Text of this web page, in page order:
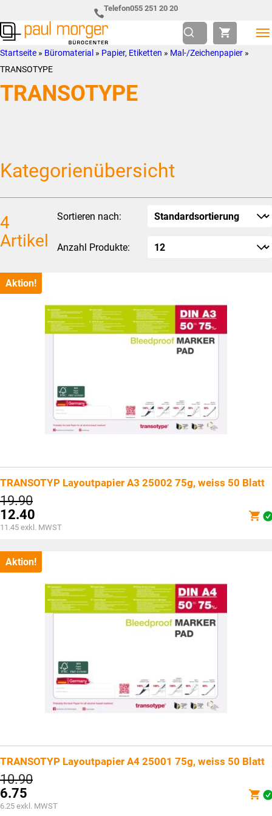
Hauptnavigation
springen
to
main
content
Telefon055 251 20 20
Paul
Morger
AG
Bürocenter
so
individuell
wie
Sie
Startseite » Büromaterial » Papier, Etiketten » Mal-/Zeichenpapier »
TRANSOTYPE
TRANSOTYPE
Kategorienübersicht
4
Artikel
Sortieren nach:
Anzahl Produkte:
Aktion!
TRANSOTYP Layoutpapier A3 25002 75g, weiss 50 Blatt
19.90Ursprünglicher
Preis
war:
CHF19.90
12.40
Aktueller
ist:
CHF12.40.
11.45 exkl. MWST
Aktion!
TRANSOTYP Layoutpapier A4 25001 75g, weiss 50 Blatt
10.90Ursprünglicher
war:
6.75
Aktueller
6.25 exkl. MWST